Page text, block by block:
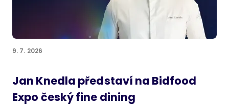
9. 7. 2026
Jan Knedla představí na Bidfood
Expo český fine dining